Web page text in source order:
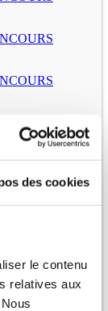
des cookies
le contenu
relatives aux